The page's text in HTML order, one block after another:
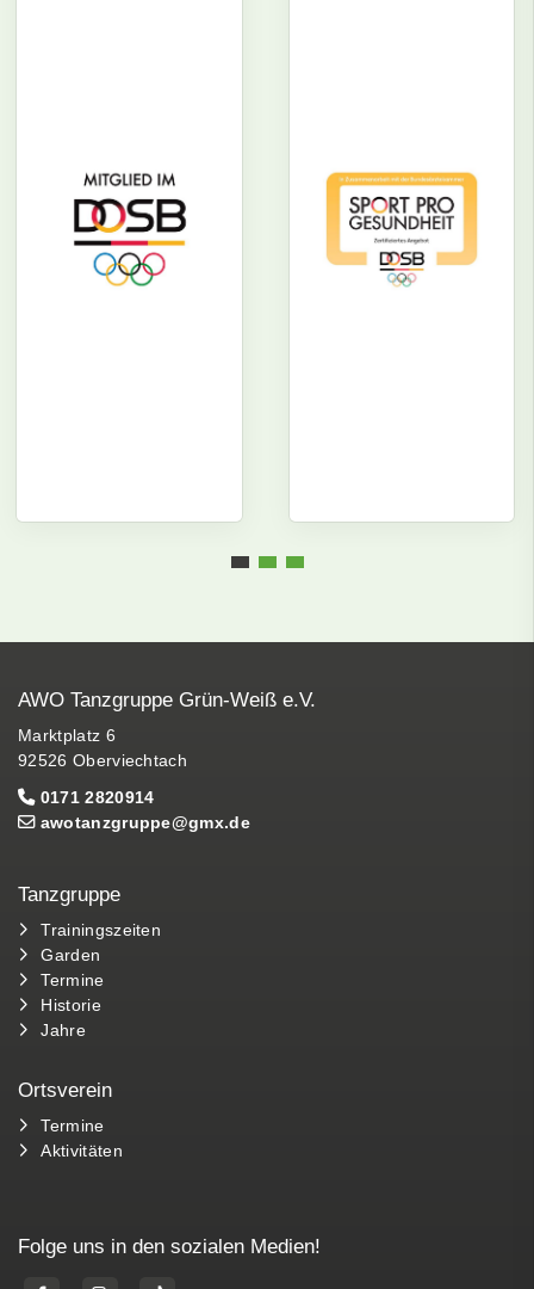
AWO Tanzgruppe Grün-Weiß e.V.
Marktplatz 6
92526 Oberviechtach
0171 2820914
awotanzgruppe@gmx.de
Tanzgruppe
Trainingszeiten
Garden
Termine
Historie
Jahre
Ortsverein
Termine
Aktivitäten
Folge uns in den sozialen Medien!